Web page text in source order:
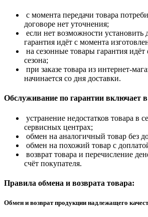
с момента передачи товара
договоре нет уточнения;
если нет возможности установить
гарантия идёт с момента
на сезонные товары гарантия идёт
сезона;
при заказе товара из интернет-
начинается со дня доставки.
Обслуживание по гарантии включает в
устранение недостатков товара в
сервисных центрах;
обмен на аналогичный товар без
обмен на похожий товар с
возврат товара и перечисление
счёт покупателя.
Правила обмена и возврата товара:
Обмен и возврат продукции надлежащего